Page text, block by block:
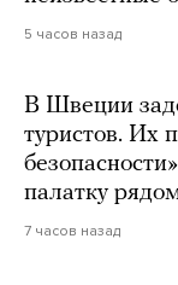
5 часов назад
В Швеции
туристов. Их
палатку
7 часов назад